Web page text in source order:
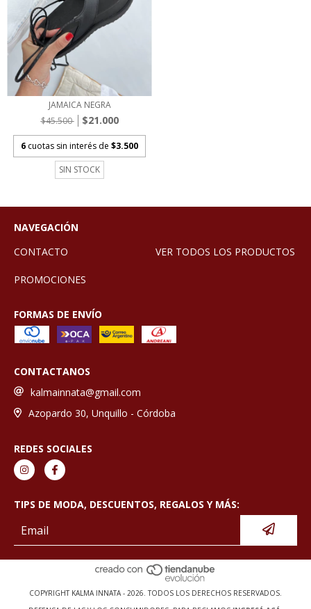
JAMAICA NEGRA
$45.500
$21.000
6 cuotas sin interés de $3.500
SIN STOCK
NAVEGACIÓN
CONTACTO
VER TODOS LOS PRODUCTOS
PROMOCIONES
FORMAS DE ENVÍO
CONTACTANOS
kalmainnata@gmail.com
Azopardo 30, Unquillo - Córdoba
REDES SOCIALES
TIPS DE MODA, DESCUENTOS, REGALOS Y MÁS:
COPYRIGHT KALMA INNATA - 2026. TODOS LOS DERECHOS RESERVADOS.